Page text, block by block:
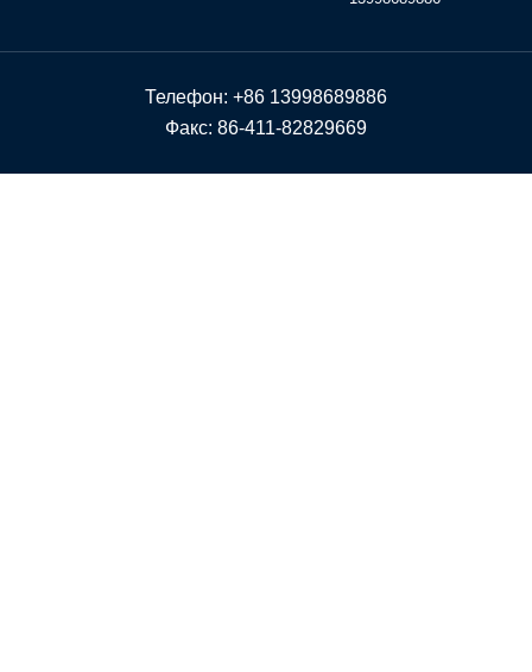
Телефон: +86 13998689886
Факс: 86-411-82829669